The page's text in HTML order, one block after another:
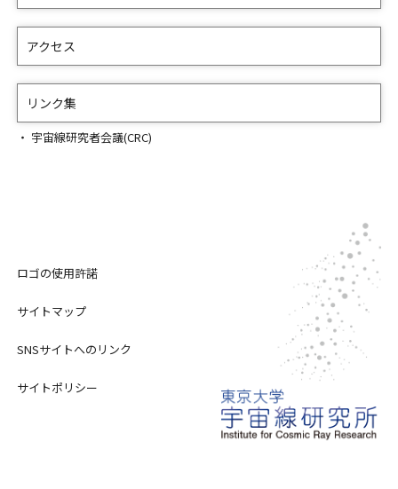
アクセス
リンク集
宇宙線研究者会議(CRC)
ロゴの使用許諾
サイトマップ
SNSサイトへのリンク
サイトポリシー